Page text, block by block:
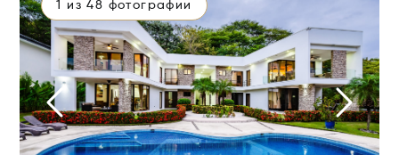
1 из 48 фотографии